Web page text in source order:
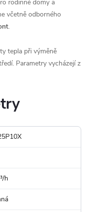
rodinné domy a
včetně odborného
.
tepla při výměně
Parametry vycházejí z
h